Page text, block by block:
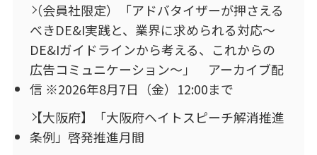
（会員社限定）「アドバタイザーが押さえる
べきDE&I実践と、業界に求められる対応～
DE&Iガイドラインから考える、これからの
広告コミュニケーション～」 アーカイブ配
信 ※2026年8月7日（金）12:00まで
【大阪府】「大阪府ヘイトスピーチ解消推進
条例」啓発推進月間